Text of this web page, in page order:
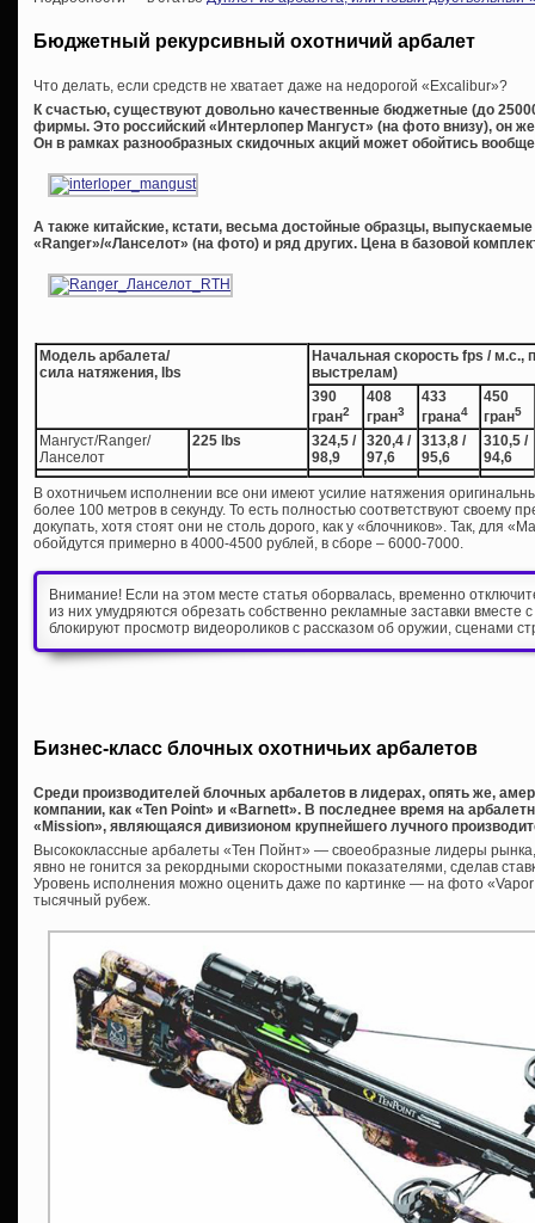
Бюджетный рекурсивный охотничий арбалет
Что делать, если средств не хватает даже на недорогой «Excalibur»?
К счастью, существуют довольно качественные бюджетные (до
фирмы. Это российский «Интерлопер Мангуст» (на фото внизу), он
Он в рамках разнообразных скидочных акций может обойтись
А также китайские, кстати, весьма достойные образцы,
«Ranger»/«Ланселот» (на фото) и ряд других. Цена в базовой
Модель арбалета/
сила натяжения, lbs
Начальная скорость fps / м.с.,
выстрелам)
390
гран2
408
гран3
433
грана4
450
гран5
Мангуст/Ranger/
Ланселот
225 lbs
324,5 /
98,9
320,4 /
97,6
313,8 /
95,6
310,5 /
94,6
В охотничьем исполнении все они имеют усилие натяжения
более 100 метров в секунду. То есть полностью соответствуют своему
докупать, хотя стоят они не столь дорого, как у «блочников». Так, для
обойдутся примерно в 4000-4500 рублей, в сборе – 6000-7000.
Внимание! Если на этом месте статья оборвалась, временно
из них умудряются обрезать собственно рекламные заставки вместе
блокируют просмотр видеороликов с рассказом об оружии, сценами
Бизнес-класс блочных охотничьих арбалетов
Среди производителей блочных арбалетов в лидерах, опять же,
компании, как «Ten Point» и «Barnett». В последнее время на
«Mission», являющаяся дивизионом крупнейшего лучного
Высококлассные арбалеты «Тен Пойнт» — своеобразные лидеры
явно не гонится за рекордными скоростными показателями, сделав
Уровень исполнения можно оценить даже по картинке — на фото
тысячный рубеж.